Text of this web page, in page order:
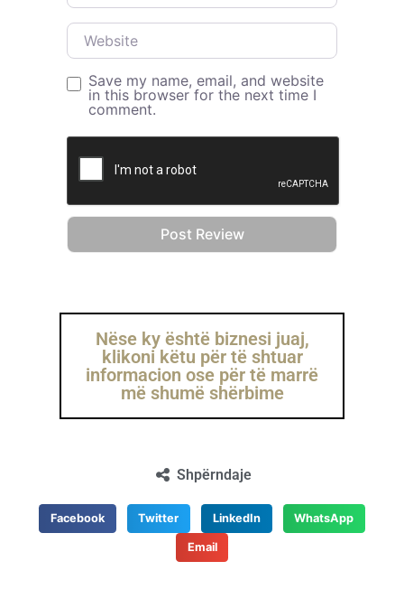
Website
Save my name, email, and website
in this browser for the next time I
comment.
Nëse ky është biznesi juaj,
klikoni këtu për të shtuar
informacion ose për të marrë
më shumë shërbime
Shpërndaje
Facebook Twitter LinkedIn WhatsApp
Email